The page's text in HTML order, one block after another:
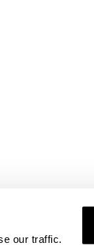
our traffic.